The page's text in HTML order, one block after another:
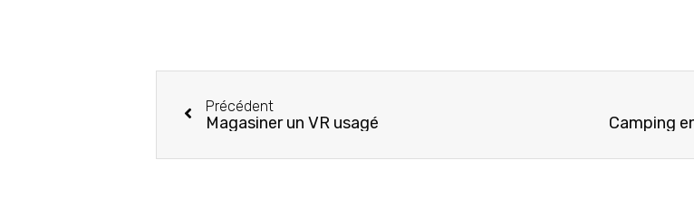
Précédent
Magasiner un VR usagé